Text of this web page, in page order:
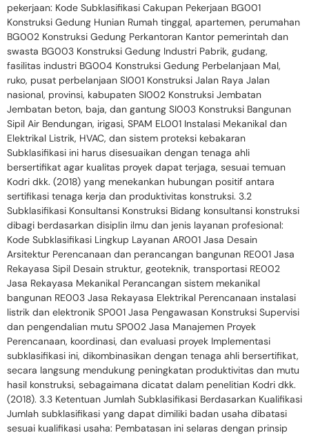
pekerjaan: Kode Subklasifikasi Cakupan Pekerjaan BG001
Konstruksi Gedung Hunian Rumah tinggal, apartemen, perumahan
BG002 Konstruksi Gedung Perkantoran Kantor pemerintah dan
swasta BG003 Konstruksi Gedung Industri Pabrik, gudang,
fasilitas industri BG004 Konstruksi Gedung Perbelanjaan Mal,
ruko, pusat perbelanjaan SI001 Konstruksi Jalan Raya Jalan
nasional, provinsi, kabupaten SI002 Konstruksi Jembatan
Jembatan beton, baja, dan gantung SI003 Konstruksi Bangunan
Sipil Air Bendungan, irigasi, SPAM EL001 Instalasi Mekanikal dan
Elektrikal Listrik, HVAC, dan sistem proteksi kebakaran
Subklasifikasi ini harus disesuaikan dengan tenaga ahli
bersertifikat agar kualitas proyek dapat terjaga, sesuai temuan
Kodri dkk. (2018) yang menekankan hubungan positif antara
sertifikasi tenaga kerja dan produktivitas konstruksi. 3.2
Subklasifikasi Konsultansi Konstruksi Bidang konsultansi konstruksi
dibagi berdasarkan disiplin ilmu dan jenis layanan profesional:
Kode Subklasifikasi Lingkup Layanan AR001 Jasa Desain
Arsitektur Perencanaan dan perancangan bangunan RE001 Jasa
Rekayasa Sipil Desain struktur, geoteknik, transportasi RE002
Jasa Rekayasa Mekanikal Perancangan sistem mekanikal
bangunan RE003 Jasa Rekayasa Elektrikal Perencanaan instalasi
listrik dan elektronik SP001 Jasa Pengawasan Konstruksi Supervisi
dan pengendalian mutu SP002 Jasa Manajemen Proyek
Perencanaan, koordinasi, dan evaluasi proyek Implementasi
subklasifikasi ini, dikombinasikan dengan tenaga ahli bersertifikat,
secara langsung mendukung peningkatan produktivitas dan mutu
hasil konstruksi, sebagaimana dicatat dalam penelitian Kodri dkk.
(2018). 3.3 Ketentuan Jumlah Subklasifikasi Berdasarkan Kualifikasi
Jumlah subklasifikasi yang dapat dimiliki badan usaha dibatasi
sesuai kualifikasi usaha: Pembatasan ini selaras dengan prinsip